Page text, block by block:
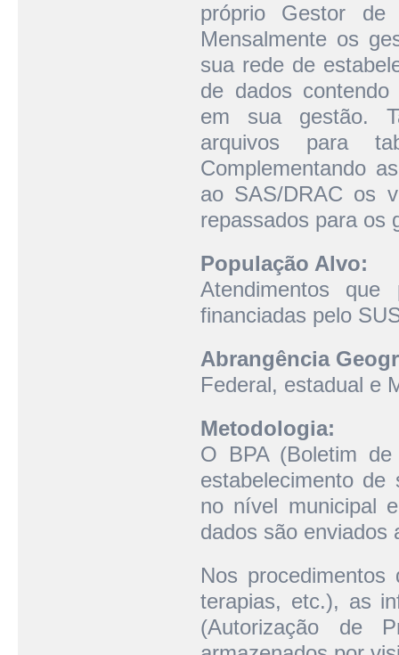
próprio Gestor
Mensalmente os
sua rede de
de dados
em sua gestão.
arquivos para
Complementando
ao SAS/DRAC os
repassados para os
População Alvo:
Atendimentos que
financiadas pelo
Abrangência
Federal, estadual e
Metodologia:
O BPA (Boletim de
estabelecimento de
no nível municipal
dados são enviados
Nos procedimentos
terapias, etc.), as
(Autorização de